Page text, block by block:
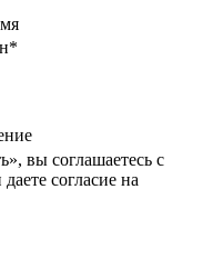
*
вы соглашаетесь с
даете согласие на